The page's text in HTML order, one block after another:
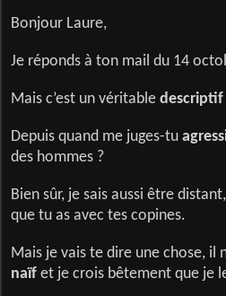
Bonjour Laure,
Je réponds à ton mail du 14
Mais c’est un véritable descriptif
Depuis quand me juges-tu
des hommes ?
Bien sûr, je sais aussi être
que tu as avec tes copines.
Mais je vais te dire une chose, il
naïf et je crois bêtement que je